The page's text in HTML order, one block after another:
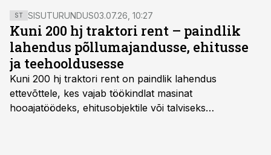
ST SISUTURUNDUS03.07.26, 10:27
Kuni 200 hj traktori rent – paindlik
lahendus põllumajandusse, ehitusse
ja teehooldusesse
Kuni 200 hj traktori rent on paindlik lahendus
ettevõttele, kes vajab töökindlat masinat
hooajatöödeks, ehitusobjektile või talviseks